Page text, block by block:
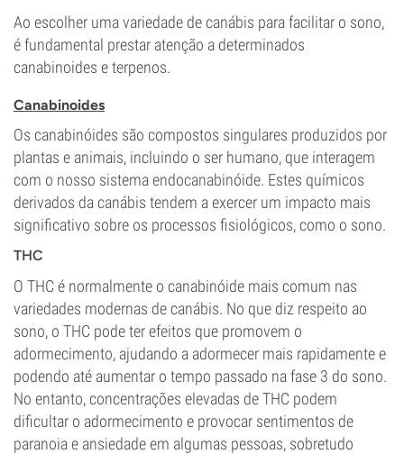
Ao escolher uma variedade de canábis para facilitar o sono,
é fundamental prestar atenção a determinados
canabinoides e terpenos.
Canabinoides
Os canabinóides são compostos singulares produzidos por
plantas e animais, incluindo o ser humano, que interagem
com o nosso sistema endocanabinóide. Estes químicos
derivados da canábis tendem a exercer um impacto mais
significativo sobre os processos fisiológicos, como o sono.
THC
O THC é normalmente o canabinóide mais comum nas
variedades modernas de canábis. No que diz respeito ao
sono, o THC pode ter efeitos que promovem o
adormecimento, ajudando a adormecer mais rapidamente e
podendo até aumentar o tempo passado na fase 3 do sono.
No entanto, concentrações elevadas de THC podem
dificultar o adormecimento e provocar sentimentos de
paranoia e ansiedade em algumas pessoas, sobretudo